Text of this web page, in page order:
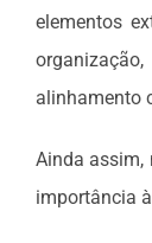
elementos
alinhamento
Ainda assim,
importância